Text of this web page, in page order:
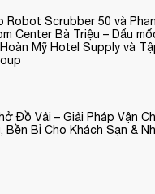
Robot Scrubber 50 và
Center Bà Triệu – Dấu
Mỹ Hotel Supply và
Đồ Vải – Giải Pháp Vận
Bền Bỉ Cho Khách Sạn &